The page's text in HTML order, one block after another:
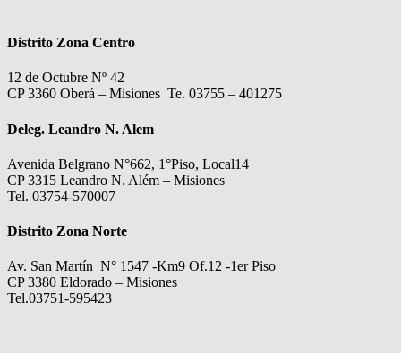
Distrito Zona Centro
12 de Octubre Nº 42
CP 3360 Oberá – Misiones Te. 03755 – 401275
Deleg. Leandro N. Alem
Avenida Belgrano N°662, 1°Piso, Local14
CP 3315 Leandro N. Além – Misiones
Tel. 03754-570007
Distrito Zona Norte
Av. San Martín N° 1547 -Km9 Of.12 -1er Piso
CP 3380 Eldorado – Misiones
Tel.03751-595423